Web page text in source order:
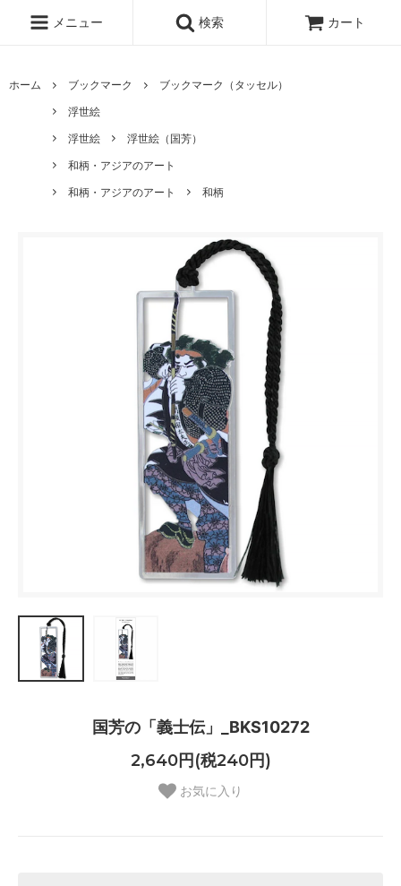
メニュー 検索 カート
ホーム ブックマーク
ブックマーク（タッセル）
浮世絵
浮世絵
浮世絵（国芳）
和柄・アジアのアート
和柄・アジアのアート
和柄
国芳の「義士伝」_BKS10272
2,640円(税240円)
お気に入り